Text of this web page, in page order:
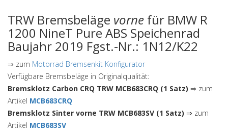
TRW Bremsbeläge vorne für BMW R
1200 NineT Pure ABS Speichenrad
Baujahr 2019 Fgst.-Nr.: 1N12/K22
⇒ zum Motorrad Bremsenkit Konfigurator
Verfügbare Bremsbeläge in Originalqualität:
Bremsklotz Carbon CRQ TRW MCB683CRQ (1 Satz) ⇒ zum
Artikel MCB683CRQ
Bremsklotz Sinter vorne TRW MCB683SV (1 Satz) ⇒ zum
Artikel MCB683SV